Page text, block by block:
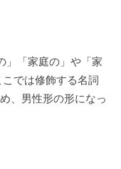
」「家庭の」や「家
では修飾する名詞
、男性形の形になっ